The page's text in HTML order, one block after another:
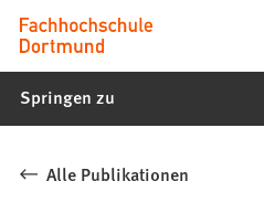
Inhalt anspringen
Fachhochschule
Dortmund
-
Studiengänge,
Springen zu
Alle Publikationen